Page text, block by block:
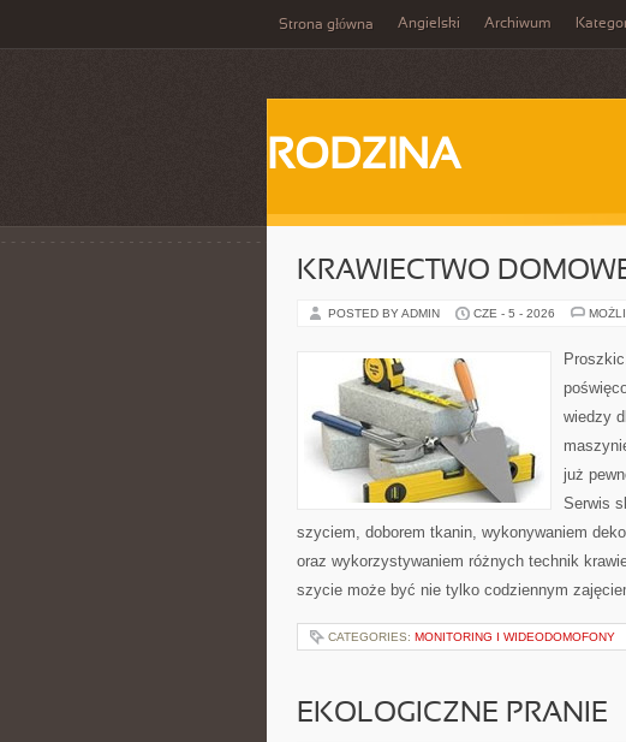
Strona główna Angielski Archiwum
RODZINA
KRAWIECTWO
POSTED BY ADMIN CZE - 5 - 2026
wiedzy
już
Serwis
szyciem, doborem tkanin, wykonywaniem
oraz wykorzystywaniem różnych technik
szycie może być nie tylko codziennym
CATEGORIES: MONITORING I WIDEODOMOFONY
EKOLOGICZNE PRANIE